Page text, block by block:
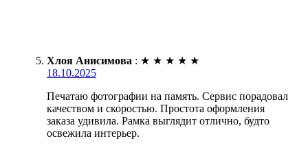
Хлоя Анисимова : ★ ★ ★ ★ ★
18.10.2025
Печатаю фотографии на память. Сервис порадовал
качеством и скоростью. Простота оформления
заказа удивила. Рамка выглядит отлично, будто
освежила интерьер.